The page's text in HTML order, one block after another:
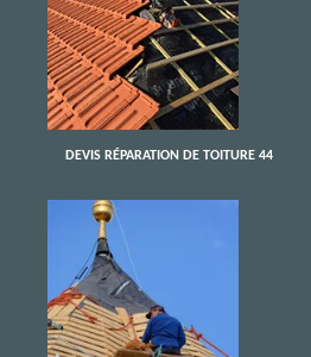
DEVIS RÉPARATION DE TOITURE 44